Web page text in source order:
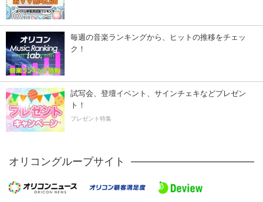
毎週の音楽ランキングから、ヒットの推移をチェッ
ク！
試写会、登壇イベント、サインチェキなどプレゼン
ト！
プレゼント特集
オリコングループサイト